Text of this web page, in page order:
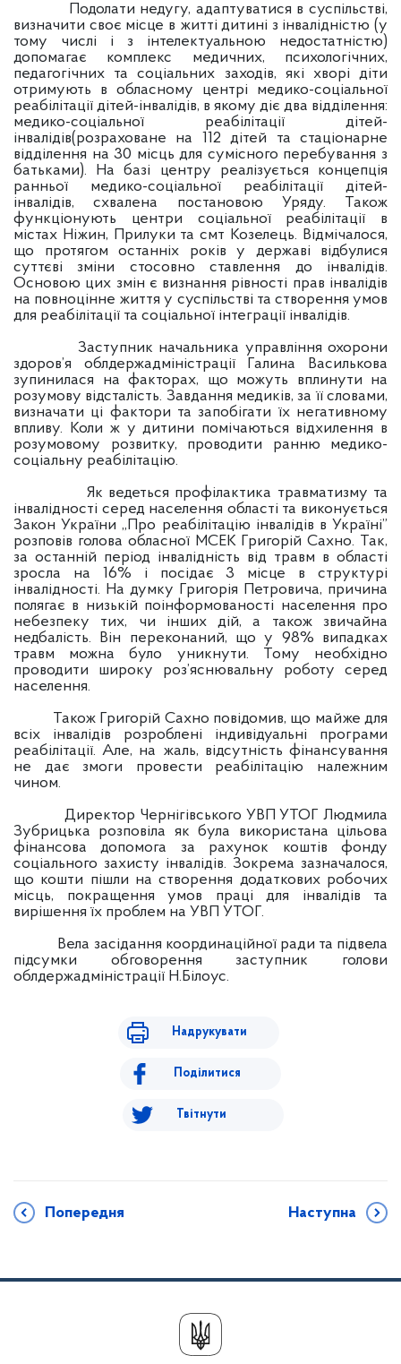
Подолати недугу, адаптуватися в суспільстві,
визначити своє місце в житті дитині з інвалідністю (у
тому числі і з інтелектуальною недостатністю)
допомагає комплекс медичних, психологічних,
педагогічних та соціальних заходів, які хворі діти
отримують в обласному центрі медико-соціальної
реабілітації дітей-інвалідів, в якому діє два відділення:
медико-соціальної реабілітації дітей-
інвалідів(розраховане на 112 дітей та стаціонарне
відділення на 30 місць для сумісного перебування з
батьками). На базі центру реалізується концепція
ранньої медико-соціальної реабілітації дітей-
інвалідів, схвалена постановою Уряду. Також
функціонують центри соціальної реабілітації в
містах Ніжин, Прилуки та смт Козелець. Відмічалося,
що протягом останніх років у державі відбулися
суттєві зміни стосовно ставлення до інвалідів.
Основою цих змін є визнання рівності прав інвалідів
на повноцінне життя у суспільстві та створення умов
для реабілітації та соціальної інтеграції інвалідів.
Заступник начальника управління охорони
здоров’я облдержадміністрації Галина Василькова
зупинилася на факторах, що можуть вплинути на
розумову відсталість. Завдання медиків, за її словами,
визначати ці фактори та запобігати їх негативному
впливу. Коли ж у дитини помічаються відхилення в
розумовому розвитку, проводити ранню медико-
соціальну реабілітацію.
Як ведеться профілактика травматизму та
інвалідності серед населення області та виконується
Закон України „Про реабілітацію інвалідів в Україні”
розповів голова обласної МСЕК Григорій Сахно. Так,
за останній період інвалідність від травм в області
зросла на 16% і посідає 3 місце в структурі
інвалідності. На думку Григорія Петровича, причина
полягає в низькій поінформованості населення про
небезпеку тих, чи інших дій, а також звичайна
недбалість. Він переконаний, що у 98% випадках
травм можна було уникнути. Тому необхідно
проводити широку роз’яснювальну роботу серед
населення.
Також Григорій Сахно повідомив, що майже для
всіх інвалідів розроблені індивідуальні програми
реабілітації. Але, на жаль, відсутність фінансування
не дає змоги провести реабілітацію належним
чином.
Директор Чернігівського УВП УТОГ Людмила
Зубрицька розповіла як була використана цільова
фінансова допомога за рахунок коштів фонду
соціального захисту інвалідів. Зокрема зазначалося,
що кошти пішли на створення додаткових робочих
місць, покращення умов праці для інвалідів та
вирішення їх проблем на УВП УТОГ.
Вела засідання координаційної ради та підвела
підсумки обговорення заступник голови
облдержадміністрації Н.Білоус.
Надрукувати
Поділитися
Твітнути
Попередня Наступна